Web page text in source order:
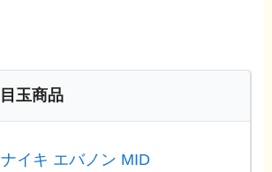
目玉商品
ナイキ エバノン MID